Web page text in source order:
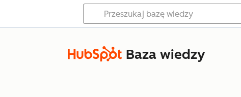
Baza wiedzy